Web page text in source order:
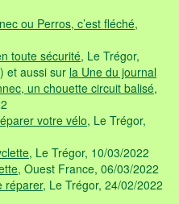
ou Perros, c’est fléché,
toute sécurité, Le Trégor,
) et aussi sur la Une du journal
un chouette circuit balisé,
votre vélo, Le Trégor,
, Le Trégor, 10/03/2022
, Ouest France, 06/03/2022
réparer, Le Trégor, 24/02/2022